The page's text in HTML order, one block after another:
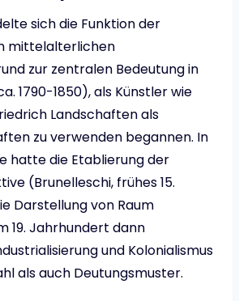
sich die Funktion der
mittelalterlichen
zur zentralen Bedeutung in
1790-1850), als Künstler wie
Landschaften als
zu verwenden begannen. In
hatte die Etablierung der
(Brunelleschi, frühes 15.
Darstellung von Raum
19. Jahrhundert dann
und Kolonialismus
als auch Deutungsmuster.